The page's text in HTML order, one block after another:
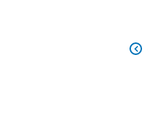
